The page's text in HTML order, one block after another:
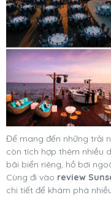
Để mang đến những trải
còn tích hợp thêm nhiều
bãi biển riêng, hồ bơi
Cùng đi vào review
chi tiết để khám phá